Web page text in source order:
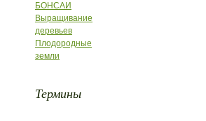
БОНСАИ
Выращивание
деревьев
Плодородные
земли
Термины